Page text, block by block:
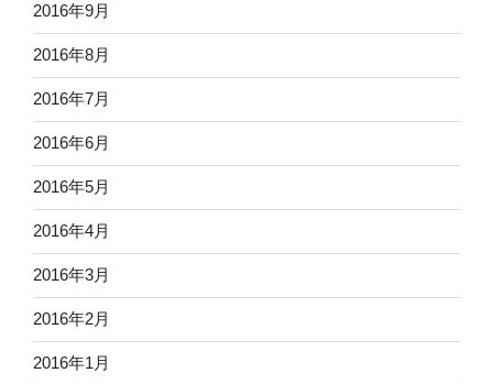
2016年9月
2016年8月
2016年7月
2016年6月
2016年5月
2016年4月
2016年3月
2016年2月
2016年1月